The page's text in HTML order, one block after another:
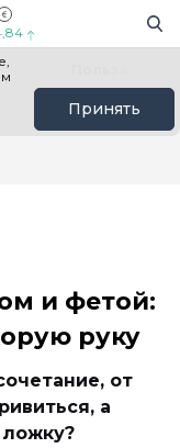
Принять
и фетой:
руку
от
а